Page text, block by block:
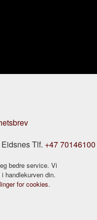
Tlf. +47 70146100
bedre service. Vi
handlekurven din.
for cookies.